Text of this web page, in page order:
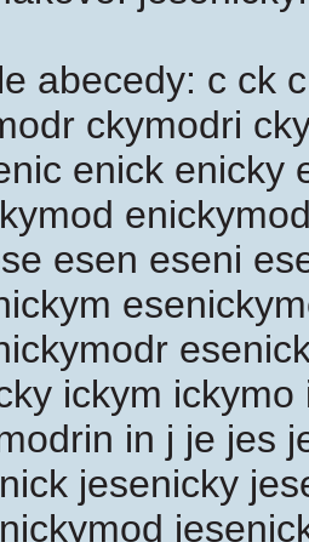
abecedy: c ck
ckymodri
enick enicky
esen eseni
ickym
in j je jes
jesenicky